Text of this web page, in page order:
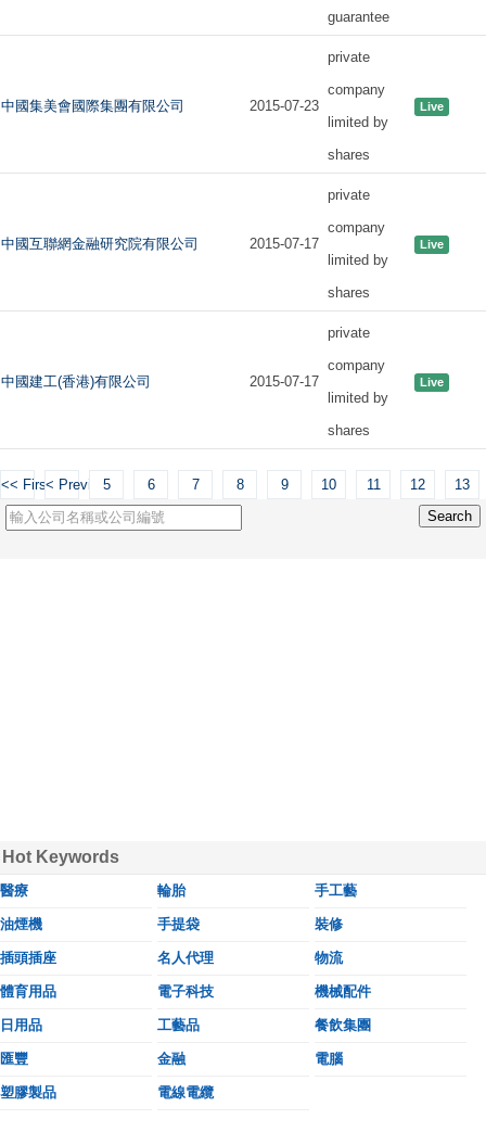
guarantee
中國集美會國際集團有限公司 2015-07-23
private
company
limited by
shares
Live
中國互聯網金融研究院有限公司 2015-07-17
private
company
limited by
shares
Live
中國建工(香港)有限公司 2015-07-17
private
company
limited by
shares
Live
<< First< Previous
5 6 7 8 9 10 11 12 13
Hot Keywords
醫療 輪胎 手工藝
油煙機 手提袋 裝修
插頭插座 名人代理 物流
體育用品 電子科技 機械配件
日用品 工藝品 餐飲集團
匯豐 金融 電腦
塑膠製品 電線電纜